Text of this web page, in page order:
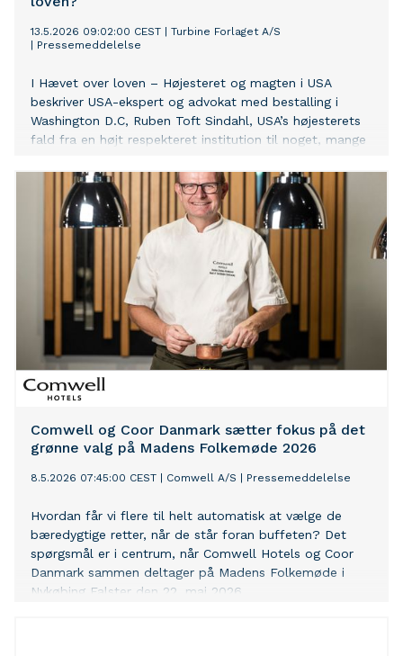
13.5.2026 09:02:00 CEST
Turbine Forlaget A/S
Pressemeddelelse
I Hævet over loven – Højesteret og magten i USA
beskriver USA-ekspert og advokat med bestalling i
Washington D.C, Ruben Toft Sindahl, USA’s højesterets
fald fra en højt respekteret institution til noget, mange
Comwell og Coor Danmark sætter fokus på det
grønne valg på Madens Folkemøde 2026
8.5.2026 07:45:00 CEST Comwell A/S Pressemeddelelse
Hvordan får vi flere til helt automatisk at vælge de
bæredygtige retter, når de står foran buffeten? Det
spørgsmål er i centrum, når Comwell Hotels og Coor
Danmark sammen deltager på Madens Folkemøde i
Nykøbing Falster den 22. maj 2026.